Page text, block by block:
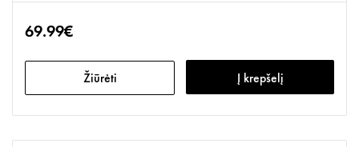
69.99€
Žiūrėti Į krepšelį